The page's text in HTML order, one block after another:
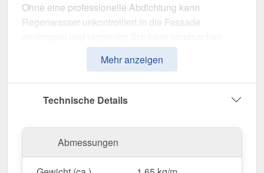
Ohne eine professionelle Abdichtung kann
Regenwasser unkontrolliert in die Fassade
Dieser Wandanschluss wurde speziell entwickelt,
Übergänge professionell abzudichten
optisch aufzuwerten. Er überzeugt durch einfache
Montage, hohe Widerstandsfähigkeit und eine
Hergestellt aus
0,63 mm, bietet dieses Kantteil hohe Stabilität. Die
Mehr anzeigen
Technische Details
Abmessungen